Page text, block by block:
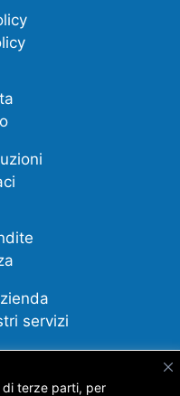
di terze parti, per
servizi